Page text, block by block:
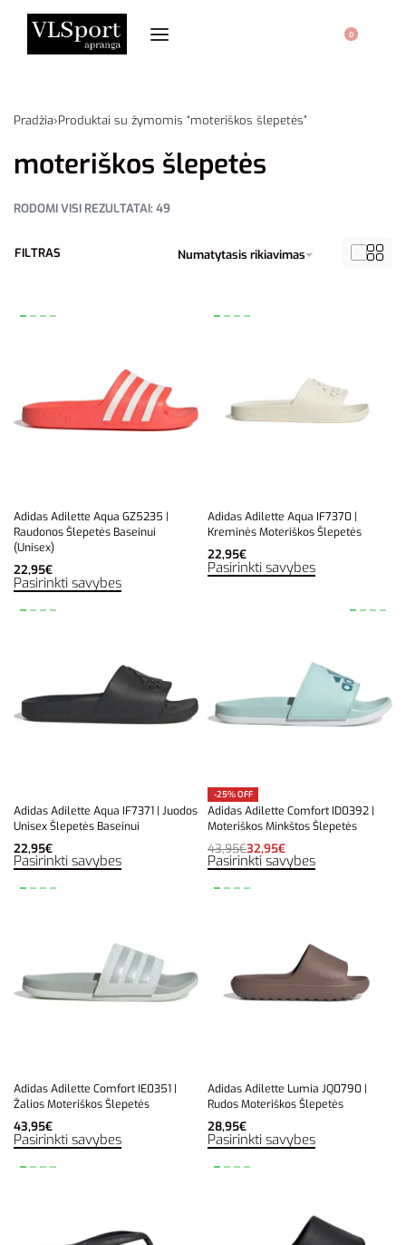
0
Pradžia›Produktai su žymomis “moteriškos šlepetės”
moteriškos šlepetės
RODOMI VISI REZULTATAI: 49
Numatytasis rikiavimas
FILTRAS
Adidas Adilette Aqua GZ5235 |
Raudonos Šlepetės Baseinui
(Unisex)
22,95€
Pasirinkti savybes
Adidas Adilette Aqua IF7370 |
Kreminės Moteriškos Šlepetės
22,95€
Pasirinkti savybes
Adidas Adilette Aqua IF7371 | Juodos
Unisex Šlepetės Baseinui
22,95€
Pasirinkti savybes
-25% OFF
Adidas Adilette Comfort ID0392 |
Moteriškos Minkštos Šlepetės
43,95€32,95€
Pasirinkti savybes
Adidas Adilette Comfort IE0351 |
Žalios Moteriškos Šlepetės
43,95€
Pasirinkti savybes
Adidas Adilette Lumia JQ0790 |
Rudos Moteriškos Šlepetės
28,95€
Pasirinkti savybes